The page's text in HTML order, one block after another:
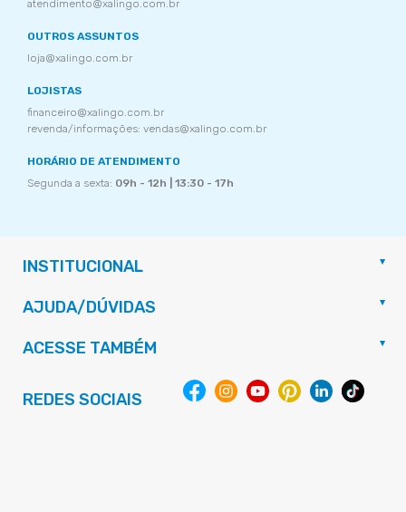
atendimento@xalingo.com.br
OUTROS ASSUNTOS
loja@xalingo.com.br
LOJISTAS
financeiro@xalingo.com.br
revenda/informações: vendas@xalingo.com.br
HORÁRIO DE ATENDIMENTO
Segunda a sexta: 09h - 12h | 13:30 - 17h
INSTITUCIONAL
AJUDA/DÚVIDAS
ACESSE TAMBÉM
REDES SOCIAIS